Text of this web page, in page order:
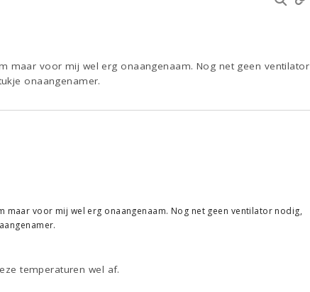
maar voor mij wel erg onaangenaam. Nog net geen ventilator
onaangenamer.
maar voor mij wel erg onaangenaam. Nog net geen ventilator nodig,
temperaturen wel af.